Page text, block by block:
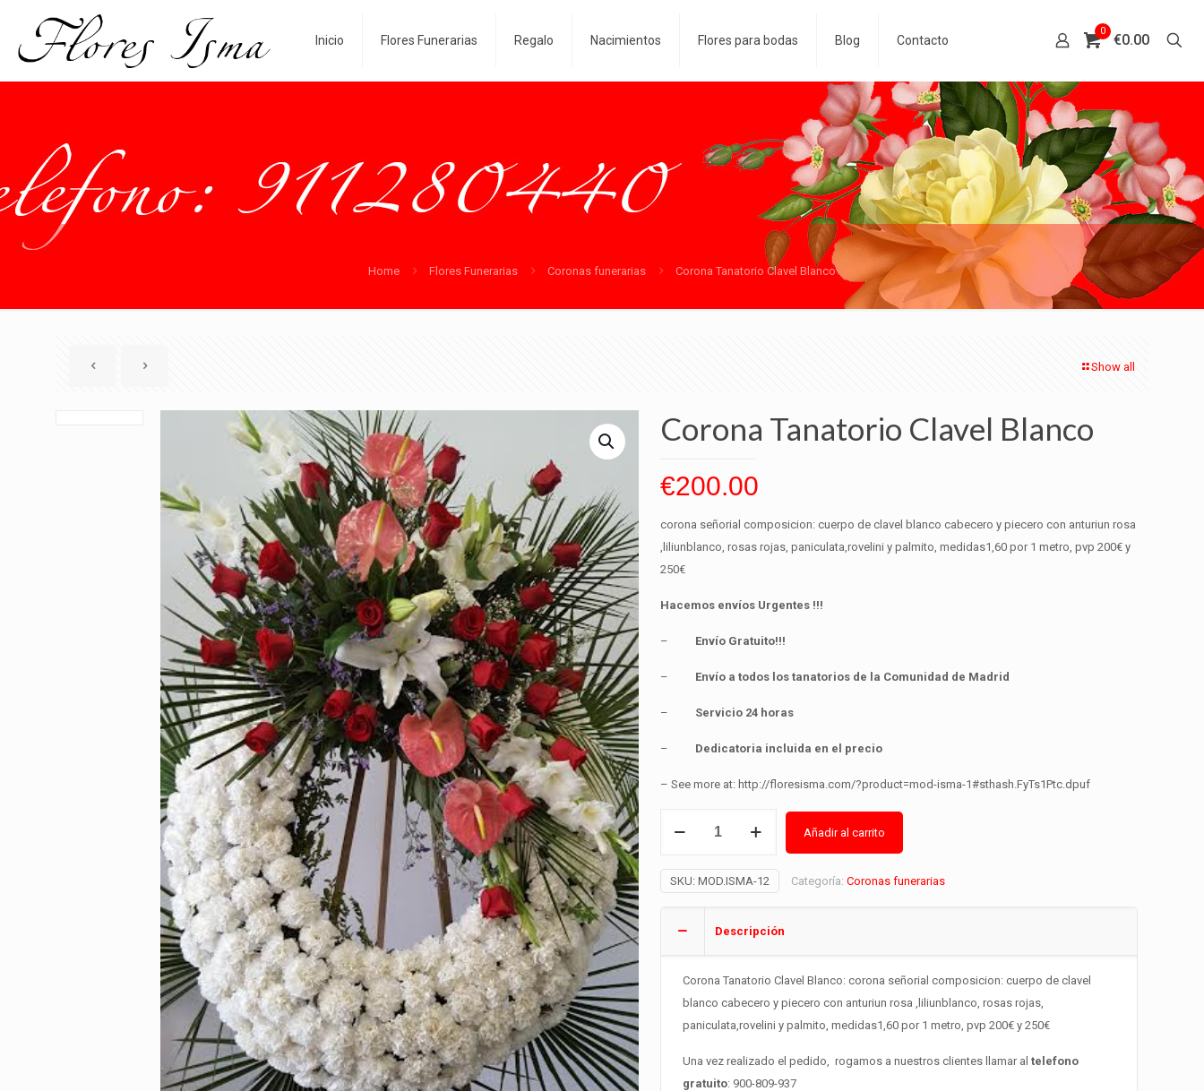
Inicio Flores Funerarias Regalo Nacimientos Flores para bodas Blog Contacto
0
€0.00
Home Flores Funerarias Coronas funerarias Corona Tanatorio Clavel Blanco
Show all
Corona Tanatorio Clavel Blanco
€200.00
corona señorial composicion: cuerpo de clavel blanco cabecero y piecero con anturiun rosa
,liliunblanco, rosas rojas, paniculata,rovelini y palmito, medidas1,60 por 1 metro, pvp 200€ y
250€
Hacemos envíos Urgentes !!!
– Envío Gratuito!!!
– Envío a todos los tanatorios de la Comunidad de Madrid
– Servicio 24 horas
– Dedicatoria incluida en el precio
– See more at: http://floresisma.com/?product=mod-isma-1#sthash.FyTs1Ptc.dpuf
Blanco
cantidad
Añadir al carrito
SKU: MOD.ISMA-12 Categoría: Coronas funerarias
Descripción
Corona Tanatorio Clavel Blanco: corona señorial composicion: cuerpo de clavel
blanco cabecero y piecero con anturiun rosa ,liliunblanco, rosas rojas,
paniculata,rovelini y palmito, medidas1,60 por 1 metro, pvp 200€ y 250€
Una vez realizado el pedido, rogamos a nuestros clientes llamar altelefono
gratuito: 900-809-937